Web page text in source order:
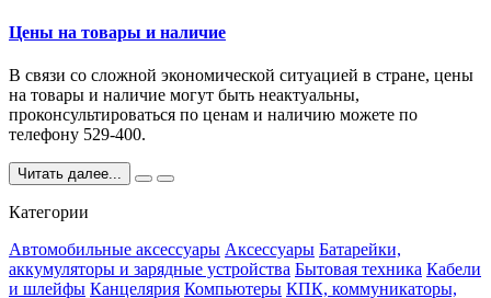
Цены на товары и наличие
В связи со сложной экономической ситуацией в стране, цены
на товары и наличие могут быть неактуальны,
проконсультироваться по ценам и наличию можете по
телефону 529-400.
Читать далее...
Категории
Автомобильные аксессуары Аксессуары Батарейки,
аккумуляторы и зарядные устройства Бытовая техника Кабели
и шлейфы Канцелярия Компьютеры КПК, коммуникаторы,